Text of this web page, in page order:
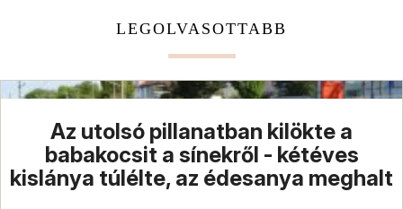
LEGOLVASOTTABB
Az utolsó pillanatban kilökte a
babakocsit a sínekről - kétéves
kislánya túlélte, az édesanya meghalt